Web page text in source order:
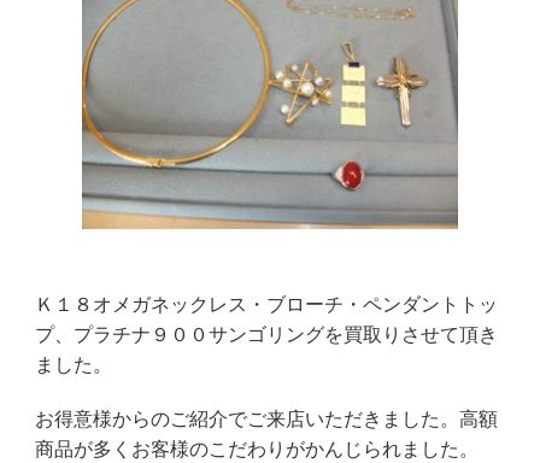
Ｋ１８オメガネックレス・ブローチ・ペンダントトッ
プ、プラチナ９００サンゴリングを買取りさせて頂き
ました。
お得意様からのご紹介でご来店いただきました。高額
商品が多くお客様のこだわりがかんじられました。